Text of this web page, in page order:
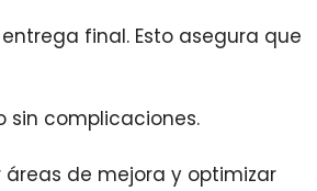
final. Esto asegura que
sin complicaciones.
de mejora y optimizar